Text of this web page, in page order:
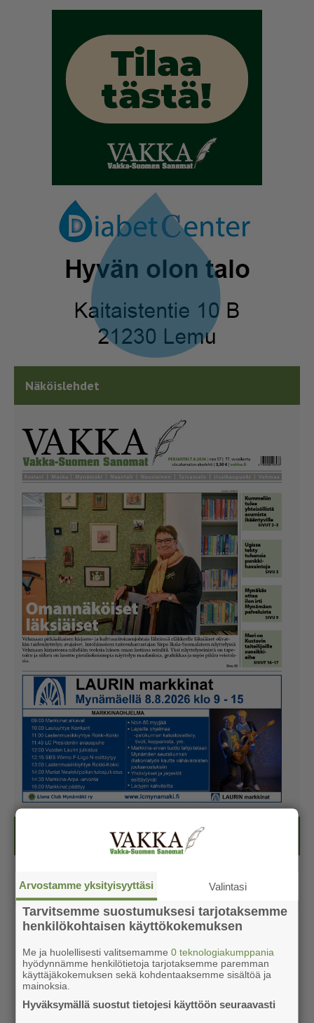
Näköislehdet
Kesälehti (ilmainen)
Arvostamme yksityisyyttäsi Valintasi
Tarvitsemme suostumuksesi tarjotaksemme
henkilökohtaisen käyttökokemuksen
Me ja huolellisesti valitsemamme0 teknologiakumppania
hyödynnämme henkilötietoja tarjotaksemme paremman
käyttäjäkokemuksen sekä kohdentaaksemme sisältöä ja
mainoksia.
Hyväksymällä suostut tietojesi käyttöön seuraavasti